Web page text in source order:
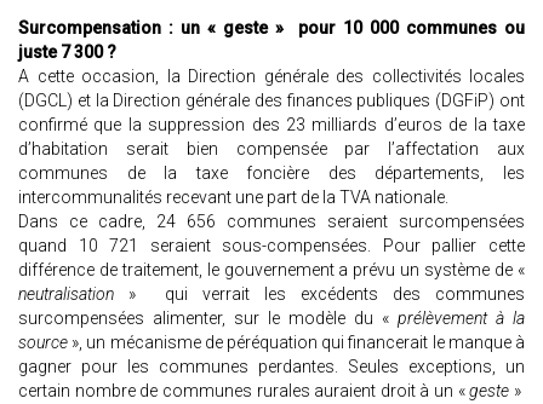
Surcompensation : un « geste » pour 10 000 communes ou
juste 7 300 ?
A cette occasion, la Direction générale des collectivités locales
(DGCL) et la Direction générale des finances publiques (DGFiP) ont
confirmé que la suppression des 23 milliards d’euros de la taxe
d’habitation serait bien compensée par l’affectation aux
communes de la taxe foncière des départements, les
intercommunalités recevant une part de la TVA nationale.
Dans ce cadre, 24 656 communes seraient surcompensées
quand 10 721 seraient sous-compensées. Pour pallier cette
différence de traitement, le gouvernement a prévu un système de «
neutralisation » qui verrait les excédents des communes
surcompensées alimenter, sur le modèle du « prélèvement à la
source », un mécanisme de péréquation qui financerait le manque à
gagner pour les communes perdantes. Seules exceptions, un
certain nombre de communes rurales auraient droit à un «geste »